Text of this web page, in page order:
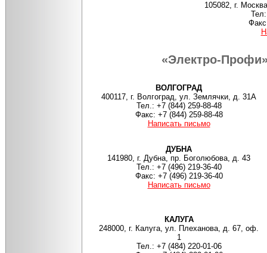
105082, г.
«Электро-
ВОЛГОГРАД
400117, г. Волгоград, ул. Землячки, д. 31А
Тел.: +7 (844) 259-88-48
Факс: +7 (844) 259-88-48
Написать письмо
ДУБНА
141980, г. Дубна, пр. Боголюбова, д. 43
Тел.: +7 (496) 219-36-40
Факс: +7 (496) 219-36-40
Написать письмо
КАЛУГА
248000, г. Калуга, ул. Плеханова, д. 67, оф.
1
Тел.: +7 (484) 220-01-06